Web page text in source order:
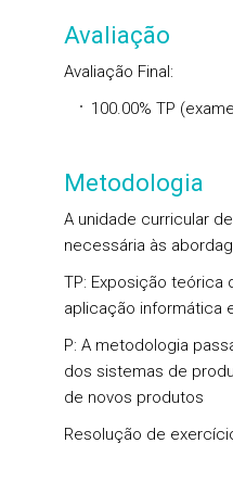
Avaliação
Avaliação Final:
100.00% TP
Metodologia
A unidade curricular
necessária às
TP: Exposição
aplicação informática
P: A metodologia
dos sistemas de
de novos produtos
Resolução de